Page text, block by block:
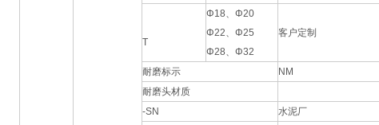
T
Φ18、Φ20
Φ22、Φ25
Φ28、Φ32
客户定制
耐磨标示
NM
耐磨头材质
-SN
水泥厂